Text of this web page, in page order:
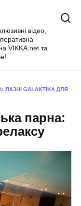
відео,
VIKKA.net та
GALAKTIKA ДЛЯ
парна: